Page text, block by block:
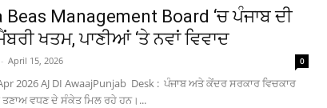
Beas Management Board ‘ਚ ਪੰਜਾਬ ਦੀ
ਖਤਮ, ਪਾਣੀਆਂ ‘ਤੇ ਨਵਾਂ ਵਿਵਾਦ
- April 15, 2026 0
2026 AJ DI AwaajPunjab Desk : ਪੰਜਾਬ ਅਤੇ ਕੇਂਦਰ ਸਰਕਾਰ ਵਿਚਕਾਰ
ਤਣਾਅ ਵਧਣ ਦੇ ਸੰਕੇਤ ਮਿਲ ਰਹੇ ਹਨ।...